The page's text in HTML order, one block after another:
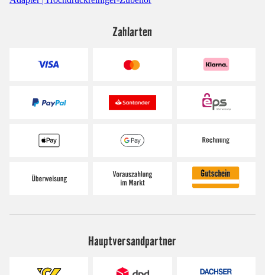
Zahlarten
Hauptversandpartner